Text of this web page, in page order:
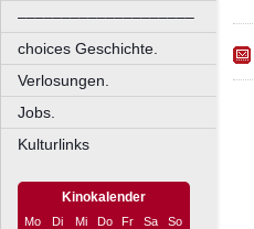
––––––––––––––––––––
choices Geschichte.
Verlosungen.
Jobs.
Kulturlinks
Kinokalender
Mo Di Mi Do Fr Sa
So